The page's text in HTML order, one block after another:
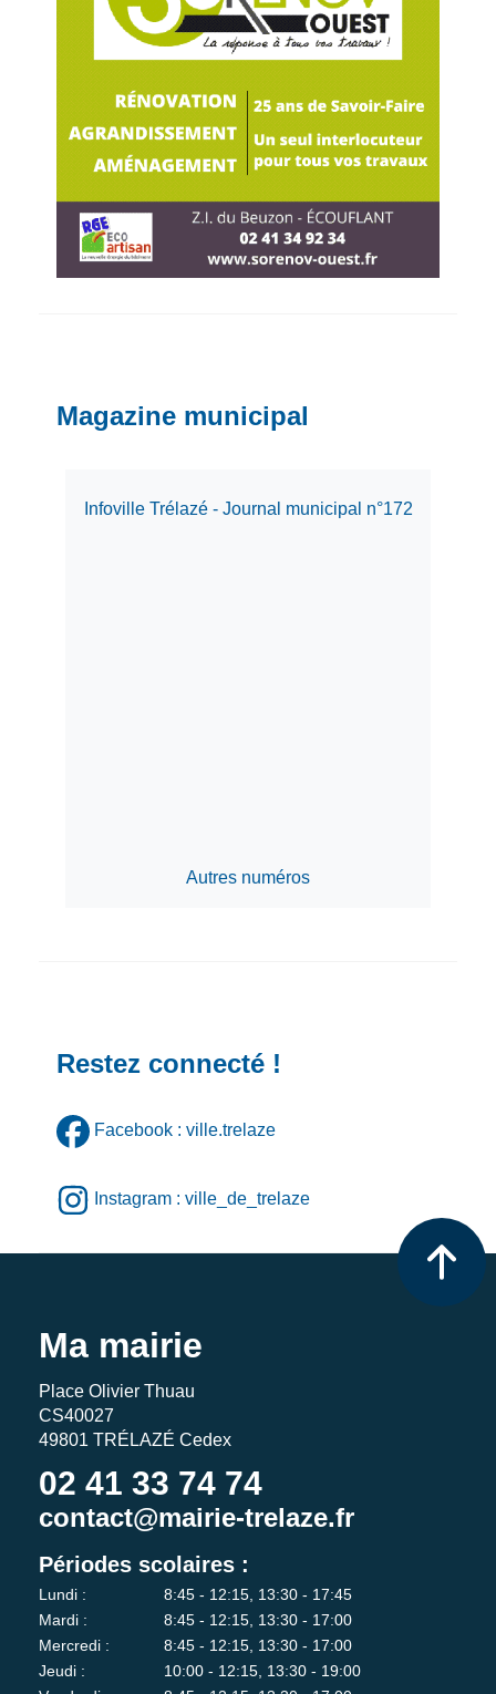
Magazine municipal
Infoville Trélazé - Journal municipal n°172
Autres numéros
Restez connecté !
Facebook : ville.trelaze
Instagram : ville_de_trelaze
Ma mairie
Place Olivier Thuau
CS40027
49801 TRÉLAZÉ Cedex
02 41 33 74 74
contact@mairie-trelaze.fr
Périodes scolaires :
Lundi :
8:45 - 12:15, 13:30 - 17:45
Mardi :
8:45 - 12:15, 13:30 - 17:00
Mercredi :
8:45 - 12:15, 13:30 - 17:00
Jeudi :
10:00 - 12:15, 13:30 - 19:00